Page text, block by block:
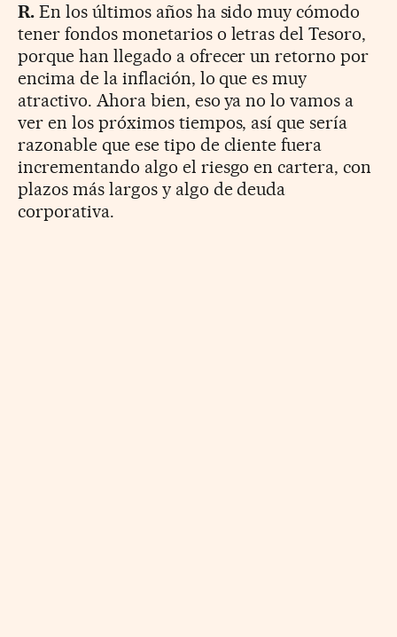
R. En los últimos años ha sido muy cómodo
tener fondos monetarios o letras del Tesoro,
porque han llegado a ofrecer un retorno por
encima de la inflación, lo que es muy
atractivo. Ahora bien, eso ya no lo vamos a
ver en los próximos tiempos, así que sería
razonable que ese tipo de cliente fuera
incrementando algo el riesgo en cartera, con
plazos más largos y algo de deuda
corporativa.